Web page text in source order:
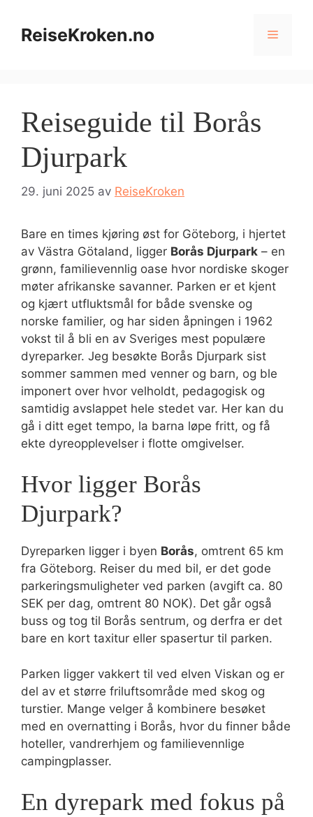
innholdReiseKroken.no Meny
Reiseguide til Borås
Djurpark
29. juni 2025 av ReiseKroken
Bare en times kjøring øst for Göteborg, i hjertet
av Västra Götaland, ligger Borås Djurpark – en
grønn, familievennlig oase hvor nordiske skoger
møter afrikanske savanner. Parken er et kjent
og kjært utfluktsmål for både svenske og
norske familier, og har siden åpningen i 1962
vokst til å bli en av Sveriges mest populære
dyreparker. Jeg besøkte Borås Djurpark sist
sommer sammen med venner og barn, og ble
imponert over hvor velholdt, pedagogisk og
samtidig avslappet hele stedet var. Her kan du
gå i ditt eget tempo, la barna løpe fritt, og få
ekte dyreopplevelser i flotte omgivelser.
Hvor ligger Borås
Djurpark?
Dyreparken ligger i byen Borås, omtrent 65 km
fra Göteborg. Reiser du med bil, er det gode
parkeringsmuligheter ved parken (avgift ca. 80
SEK per dag, omtrent 80 NOK). Det går også
buss og tog til Borås sentrum, og derfra er det
bare en kort taxitur eller spasertur til parken.
Parken ligger vakkert til ved elven Viskan og er
del av et større friluftsområde med skog og
turstier. Mange velger å kombinere besøket
med en overnatting i Borås, hvor du finner både
hoteller, vandrerhjem og familievennlige
campingplasser.
En dyrepark med fokus på